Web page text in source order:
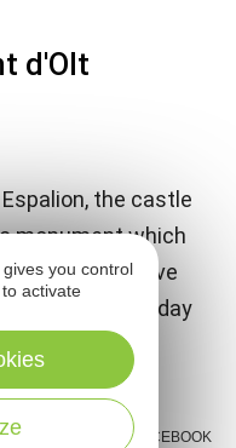
d'Olt
the castle
monument which
shows and live
everyday
FACEBOOK
you control
activate